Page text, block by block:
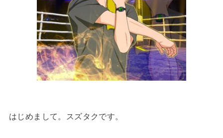
はじめまして。スズタクです。